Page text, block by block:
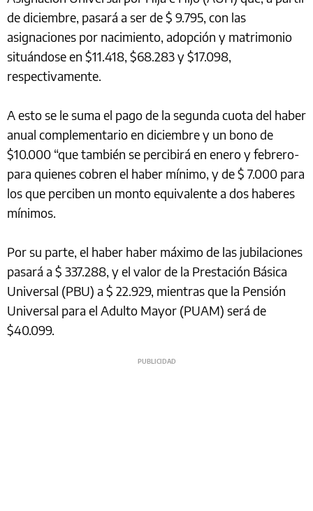
de diciembre, pasará a ser de $ 9.795, con las
asignaciones por nacimiento, adopción y matrimonio
situándose en $11.418, $68.283 y $17.098,
respectivamente.
A esto se le suma el pago de la segunda cuota del haber
anual complementario en diciembre y un bono de
$10.000 “que también se percibirá en enero y febrero-
para quienes cobren el haber mínimo, y de $ 7.000 para
los que perciben un monto equivalente a dos haberes
mínimos.
Por su parte, el haber haber máximo de las jubilaciones
pasará a $ 337.288, y el valor de la Prestación Básica
Universal (PBU) a $ 22.929, mientras que la Pensión
Universal para el Adulto Mayor (PUAM) será de
$40.099.